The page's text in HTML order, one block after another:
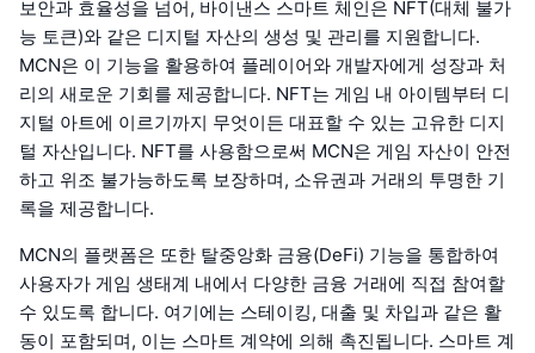
보안과 효율성을 넘어, 바이낸스 스마트 체인은 NFT(대체 불가
능 토큰)와 같은 디지털 자산의 생성 및 관리를 지원합니다.
MCN은 이 기능을 활용하여 플레이어와 개발자에게 성장과 처
리의 새로운 기회를 제공합니다. NFT는 게임 내 아이템부터 디
지털 아트에 이르기까지 무엇이든 대표할 수 있는 고유한 디지
털 자산입니다. NFT를 사용함으로써 MCN은 게임 자산이 안전
하고 위조 불가능하도록 보장하며, 소유권과 거래의 투명한 기
록을 제공합니다.
MCN의 플랫폼은 또한 탈중앙화 금융(DeFi) 기능을 통합하여
사용자가 게임 생태계 내에서 다양한 금융 거래에 직접 참여할
수 있도록 합니다. 여기에는 스테이킹, 대출 및 차입과 같은 활
동이 포함되며, 이는 스마트 계약에 의해 촉진됩니다. 스마트 계